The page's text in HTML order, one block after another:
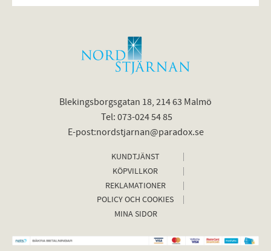
Blekingsborgsgatan 18, 214 63 Malmö
Tel: 073-024 54 85
E-post:nordstjarnan@paradox.se
KUNDTJÄNST
KÖPVILLKOR
REKLAMATIONER
POLICY OCH COOKIES
MINA SIDOR